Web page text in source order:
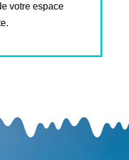
votre espace